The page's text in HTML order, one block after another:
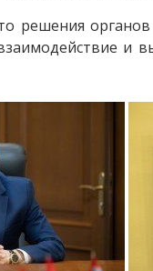
решения
и